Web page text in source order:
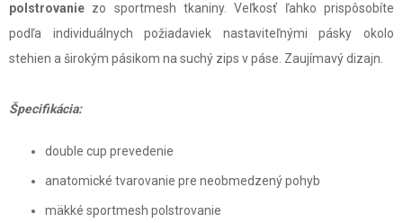
polstrovanie zo sportmesh tkaniny. Veľkosť ľahko prispôsobíte
podľa individuálnych požiadaviek nastaviteľnými pásky okolo
stehien a širokým pásikom na suchý zips v páse. Zaujímavý dizajn.
Špecifikácia:
double cup prevedenie
anatomické tvarovanie pre neobmedzený pohyb
mäkké sportmesh polstrovanie